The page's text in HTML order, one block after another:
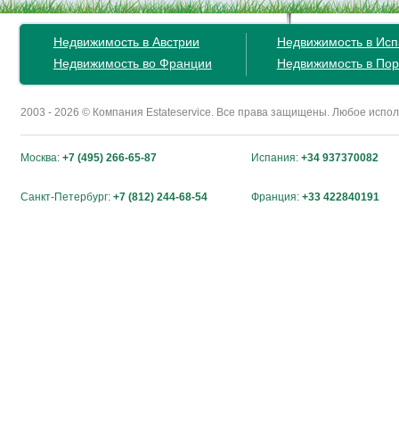
Недвижимость в Австрии
Недвижимость во Франции
Недвижимость в
Недвижимость в
2003 - 2026 © Компания Estateservice. Все права защищены. Любое
Москва: +7 (495) 266-65-87 Испания: +34 937370082
Санкт-Петербург: +7 (812) 244-68-54 Франция: +33 422840191